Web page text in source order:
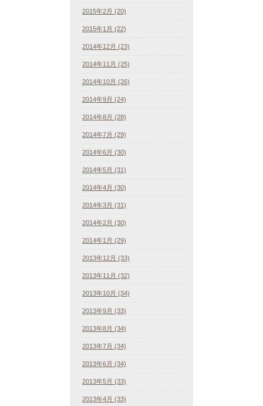
2015年2月 (20)
2015年1月 (22)
2014年12月 (23)
2014年11月 (25)
2014年10月 (26)
2014年9月 (24)
2014年8月 (28)
2014年7月 (29)
2014年6月 (30)
2014年5月 (31)
2014年4月 (30)
2014年3月 (31)
2014年2月 (30)
2014年1月 (29)
2013年12月 (33)
2013年11月 (32)
2013年10月 (34)
2013年9月 (33)
2013年8月 (34)
2013年7月 (34)
2013年6月 (34)
2013年5月 (33)
2013年4月 (33)